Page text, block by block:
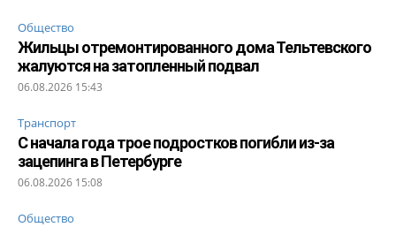
Общество
Жильцы отремонтированного дома Тельтевского
жалуются на затопленный подвал
06.08.2026 15:43
Транспорт
С начала года трое подростков погибли из-за
зацепинга в Петербурге
06.08.2026 15:08
Общество